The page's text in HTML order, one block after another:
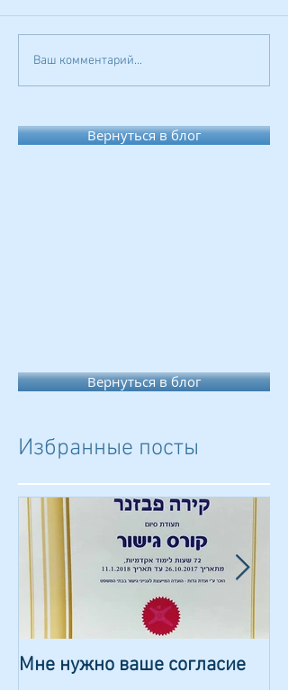
Ваш комментарий...
Вернуться в блог
Вернуться в блог
Избранные посты
Мне нужно ваше согласие